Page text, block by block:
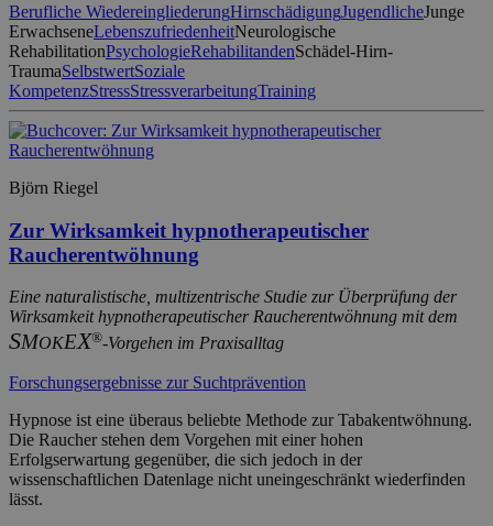
Berufliche WiedereingliederungHirnschädigungJugendlicheJunge
ErwachseneLebenszufriedenheitNeurologische
RehabilitationPsychologieRehabilitandenSchädel-Hirn-
TraumaSelbstwertSoziale
KompetenzStressStressverarbeitungTraining
Björn Riegel
Zur Wirksamkeit hypnotherapeutischer
Raucherentwöhnung
Eine naturalistische, multizentrische Studie zur Überprüfung der
Wirksamkeit hypnotherapeutischer Raucherentwöhnung mit dem
SMOKEX®-Vorgehen im Praxisalltag
Forschungsergebnisse zur Suchtprävention
Hypnose ist eine überaus beliebte Methode zur Tabakentwöhnung.
Die Raucher stehen dem Vorgehen mit einer hohen
Erfolgserwartung gegenüber, die sich jedoch in der
wissenschaftlichen Datenlage nicht uneingeschränkt wiederfinden
lässt.